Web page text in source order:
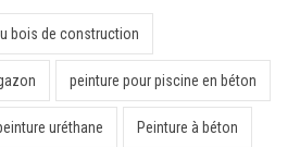
bois de construction
peinture pour piscine en béton
uréthane Peinture à béton